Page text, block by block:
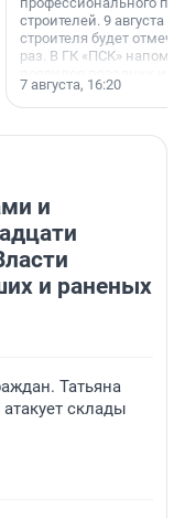
строителей. 9 августа
строителя будет
раз. В ГК «ПСК»
поменялась роль
7 августа, 16:20
и
и раненых
Татьяна
склады